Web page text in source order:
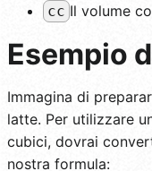
cc Il volume
Esempio
Immagina di
latte. Per utilizzare
cubici, dovrai
nostra formula: